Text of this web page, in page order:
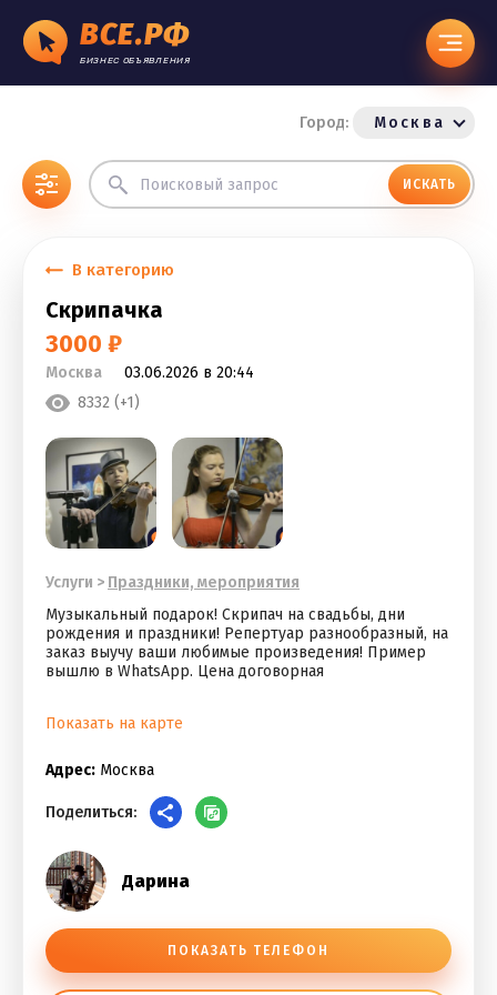
ВСЕ.РФ
БИЗНЕС ОБЪЯВЛЕНИЯ
Город: Москва
ИСКАТЬ
В категорию
Скрипачка
3000 ₽
Москва
03.06.2026 в 20:44
8332 (+1)
Услуги > Праздники, мероприятия
Музыкальный подарок! Скрипач на свадьбы, дни
рождения и праздники! Репертуар разнообразный, на
заказ выучу ваши любимые произведения! Пример
вышлю в WhatsApp. Цена договорная
Показать на карте
Адрес: Москва
Поделиться:
Дарина
ПОКАЗАТЬ ТЕЛЕФОН